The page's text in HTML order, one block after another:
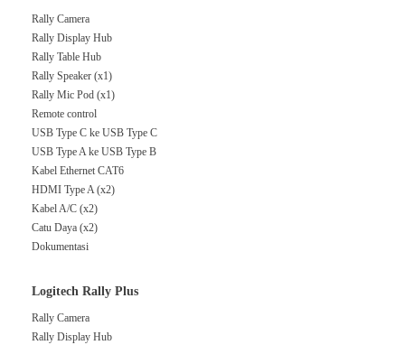
Rally Camera
Rally Display Hub
Rally Table Hub
Rally Speaker (x1)
Rally Mic Pod (x1)
Remote control
USB Type C ke USB Type C
USB Type A ke USB Type B
Kabel Ethernet CAT6
HDMI Type A (x2)
Kabel A/C (x2)
Catu Daya (x2)
Dokumentasi
Logitech Rally Plus
Rally Camera
Rally Display Hub